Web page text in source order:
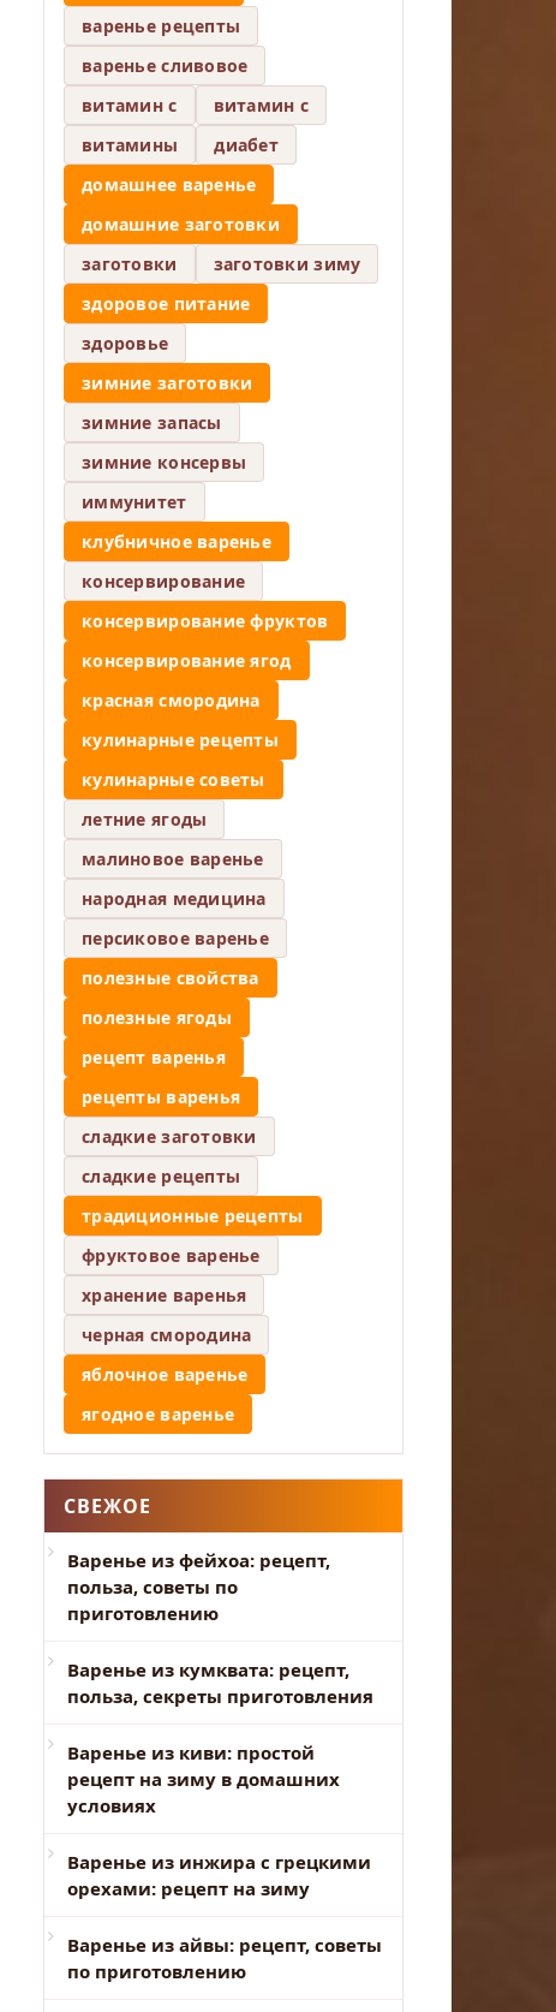
варенье рецепты
варенье сливовое
витамин c
витамин с
витамины
диабет
домашнее варенье
домашние заготовки
заготовки
заготовки зиму
здоровое питание
здоровье
зимние заготовки
зимние запасы
зимние консервы
иммунитет
клубничное варенье
консервирование
консервирование фруктов
консервирование ягод
красная смородина
кулинарные рецепты
кулинарные советы
летние ягоды
малиновое варенье
народная медицина
персиковое варенье
полезные свойства
полезные ягоды
рецепт варенья
рецепты варенья
сладкие заготовки
сладкие рецепты
традиционные рецепты
фруктовое варенье
хранение варенья
черная смородина
яблочное варенье
ягодное варенье
СВЕЖОЕ
Варенье из фейхоа: рецепт,
польза, советы по
приготовлению
Варенье из кумквата: рецепт,
польза, секреты приготовления
Варенье из киви: простой
рецепт на зиму в домашних
условиях
Варенье из инжира с грецкими
орехами: рецепт на зиму
Варенье из айвы: рецепт, советы
по приготовлению